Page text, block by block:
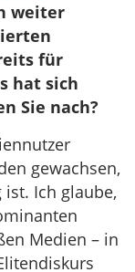
weiter
für
hat sich
Sie nach?
gewachsen,
Ich glaube,
Medien – in